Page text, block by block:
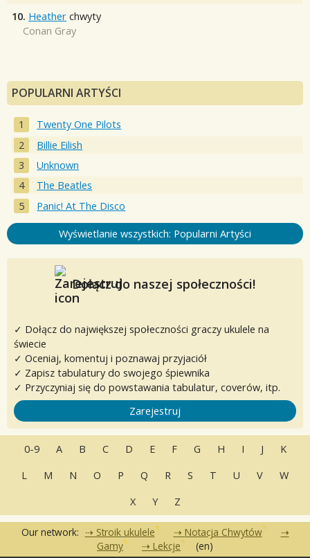
10. Heather chwyty
Conan Gray
POPULARNI ARTYŚCI
Twenty One Pilots
Billie Eilish
Unknown
The Beatles
Panic! At The Disco
Wyświetlanie wszystkich: Popularni Artyści
Dołącz do naszej społeczności!
✓ Dołącz do największej społeczności graczy ukulele na
świecie
✓ Oceniaj, komentuj i poznawaj przyjaciół
✓ Zapisz tabulatury do swojego śpiewnika
✓ Przyczyniaj się do powstawania tabulatur, coverów, itp.
Zarejestruj
0-9 A B C D E F G H I J
K
L
M N O P Q R S T U V
W
X
Y Z
Our network: Stroik ukulele
Notacja Chwytów
Gamy
Lekcje (en)